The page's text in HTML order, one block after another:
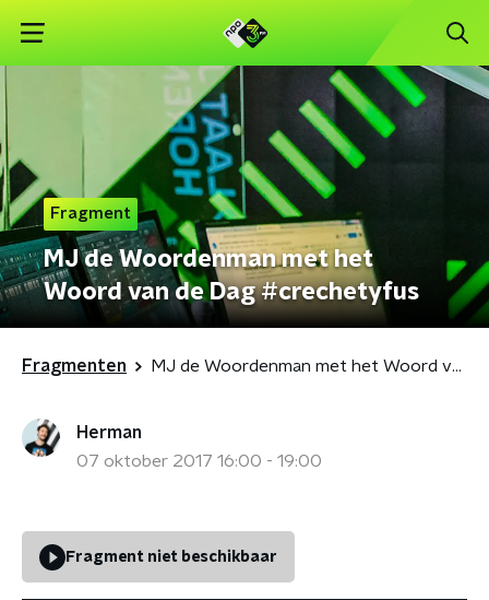
Fragment
MJ de Woordenman met het
Woord van de Dag #crechetyfus
Fragmenten MJ de Woordenman met het Woord van de Dag #crechetyfus
Herman
07 oktober 2017 16:00 - 19:00
Fragment niet beschikbaar